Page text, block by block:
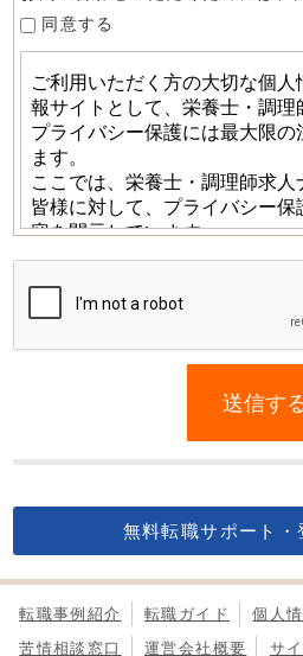
同意する
this
送信す
無料転職サポート・
転職事例紹介 転職ガイド
個人
苦情相談窓口
運営会社概要 サ